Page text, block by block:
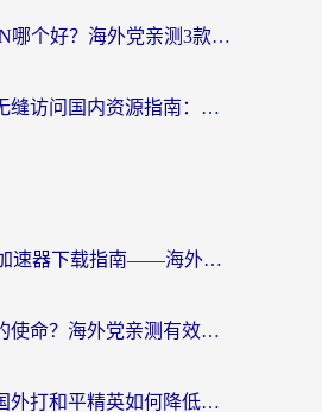
穿梭和腾讯VPN哪个好？海外党亲测3款热门回国加速器，附避坑指南
海外党必看！无缝访问国内资源指南：从vpn官网下载到加速器选择（附番茄实测）
公主连结：Re加速器下载指南——海外党不再错过国服活动的秘密武器
日本怎么玩我的使命？海外党亲测有效的国服游戏加速指南（附避坑技巧）
海外党必看：国外打和平精英如何降低延迟？附3款热门国服游戏加速方案